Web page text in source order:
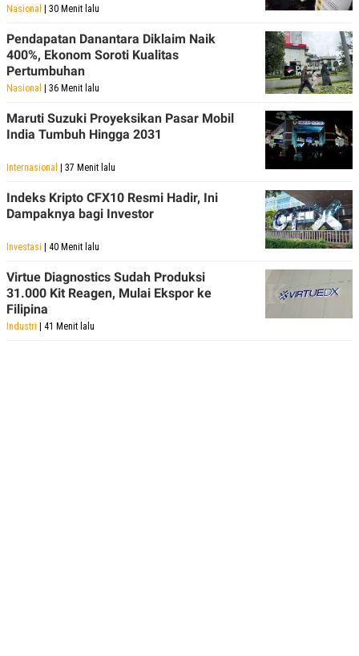
Nasional | 30 Menit lalu
Pendapatan Danantara Diklaim Naik
400%, Ekonom Soroti Kualitas
Pertumbuhan
Nasional | 36 Menit lalu
Maruti Suzuki Proyeksikan Pasar Mobil
India Tumbuh Hingga 2031
Internasional | 37 Menit lalu
Indeks Kripto CFX10 Resmi Hadir, Ini
Dampaknya bagi Investor
Investasi | 40 Menit lalu
Virtue Diagnostics Sudah Produksi
31.000 Kit Reagen, Mulai Ekspor ke
Filipina
Industri | 41 Menit lalu